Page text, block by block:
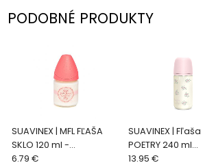
PODOBNÉ PRODUKTY
SUAVINEX | MFL FĽAŠA
SKLO 120 ml -
RUŽOVÁ/FLY
6.79 €
SUAVINEX |
POETRY 240 ml
fyziologická SX
13.95 €